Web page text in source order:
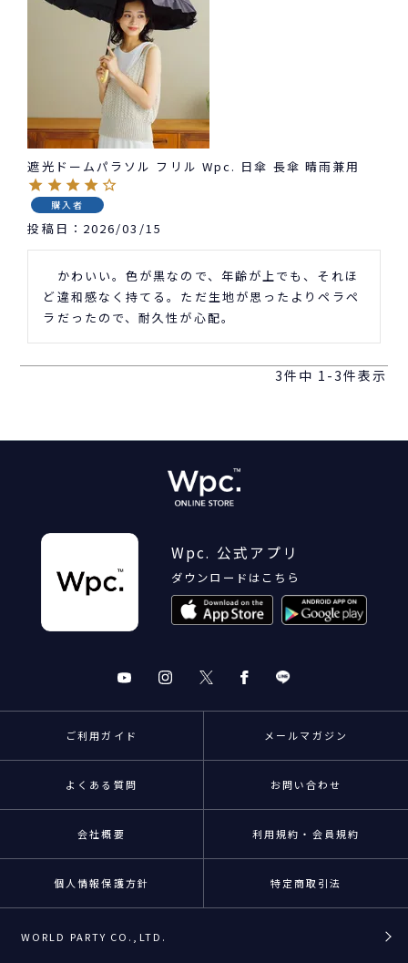
遮光ドームパラソル フリル Wpc. 日傘 長傘 晴雨兼用
購入者
投稿日 2026/03/15
かわいい。色が黒なので、年齢が上でも、それほ
ど違和感なく持てる。ただ生地が思ったよりペラペ
ラだったので、耐久性が心配。
3件中 1 -3件表示
Wpc. 公式アプリ
ダウンロードはこちら
ご利用ガイド メールマガジン
よくある質問 お問い合わせ
会社概要 利用規約・会員規約
個人情報保護方針 特定商取引法
WORLD PARTY CO.,LTD.